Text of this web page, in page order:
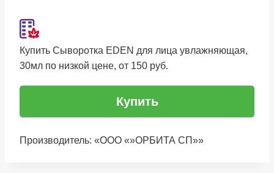
Купить Сыворотка EDEN для лица увлажняющая,
30мл по низкой цене, от 150 руб.
Купить
Производитель: «ООО «»ОРБИТА СП»»